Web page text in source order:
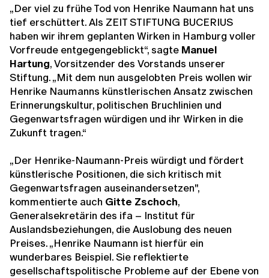
„Der viel zu frühe Tod von Henrike Naumann hat uns
tief erschüttert. Als ZEIT STIFTUNG BUCERIUS
haben wir ihrem geplanten Wirken in Hamburg voller
Vorfreude entgegengeblickt“, sagte Manuel
Hartung, Vorsitzender des Vorstands unserer
Stiftung. „Mit dem nun ausgelobten Preis wollen wir
Henrike Naumanns künstlerischen Ansatz zwischen
Erinnerungskultur, politischen Bruchlinien und
Gegenwartsfragen würdigen und ihr Wirken in die
Zukunft tragen.“
„Der Henrike-Naumann-Preis würdigt und fördert
künstlerische Positionen, die sich kritisch mit
Gegenwartsfragen auseinandersetzen",
kommentierte auch Gitte Zschoch,
Generalsekretärin des ifa – Institut für
Auslandsbeziehungen, die Auslobung des neuen
Preises. „Henrike Naumann ist hierfür ein
wunderbares Beispiel. Sie reflektierte
gesellschaftspolitische Probleme auf der Ebene von